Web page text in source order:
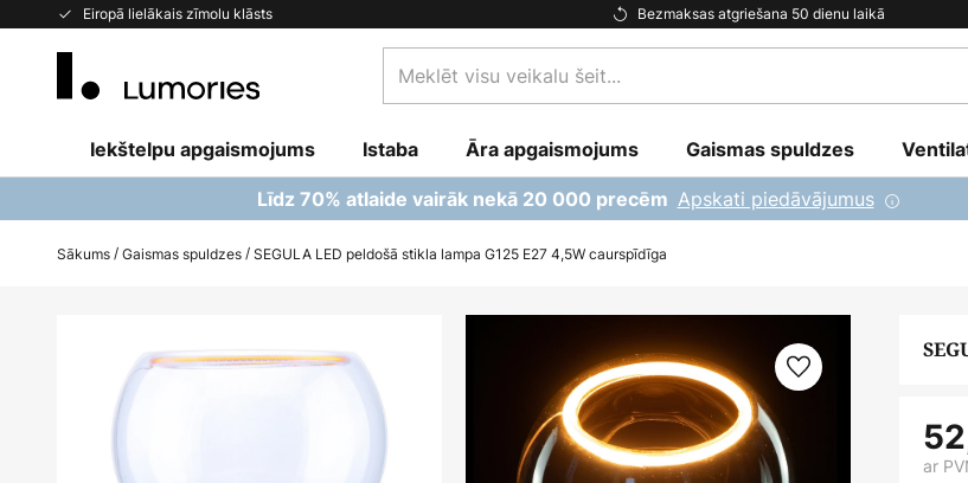
Eiropā lielākais zīmolu klāsts Bezmaksas atgriešana 50 dienu laikā
Skip
visu
šeit...
Iekštelpu apgaismojums Istaba Āra apgaismojums Gaismas spuldzes
Līdz 70% atlaide vairāk nekā 20 000 precēm Apskati piedāvājumus
Sākums Gaismas spuldzes SEGULA LED peldošā stikla lampa G125 E27 4,5W caurspīdīga
galerijas
beigām
ar